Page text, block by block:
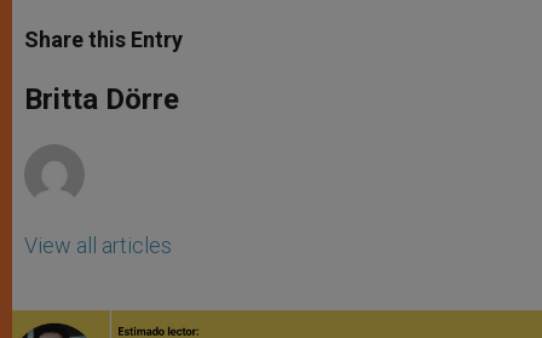
t
s
p
p
s
e
g
e
e
b
o
k
Share this Entry
Britta Dörre
View all articles